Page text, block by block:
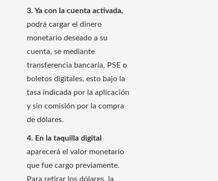
3. Ya con la cuenta activada,
podrá cargar el dinero
monetario deseado a su
cuenta, se mediante
transferencia bancaria, PSE o
boletos digitales, esto bajo la
tasa indicada por la aplicación
y sin comisión por la compra
de dólares.
4. En la taquilla digital
aparecerá el valor monetario
que fue cargo previamente.
Para retirar los dólares, la